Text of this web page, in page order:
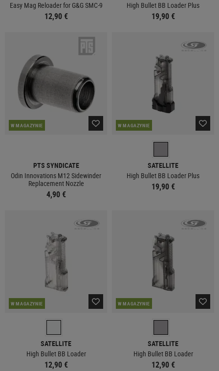
Easy Mag Reloader for G&G SMC-9
12,90 €
High Bullet BB Loader Plus
19,90 €
W MAGAZYNIE
PTS SYNDICATE
Odin Innovations M12 Sidewinder
Replacement Nozzle
4,90 €
W MAGAZYNIE
SATELLITE
High Bullet BB Loader Plus
19,90 €
W MAGAZYNIE
SATELLITE
High Bullet BB Loader
12,90 €
W MAGAZYNIE
SATELLITE
High Bullet BB Loader
12,90 €